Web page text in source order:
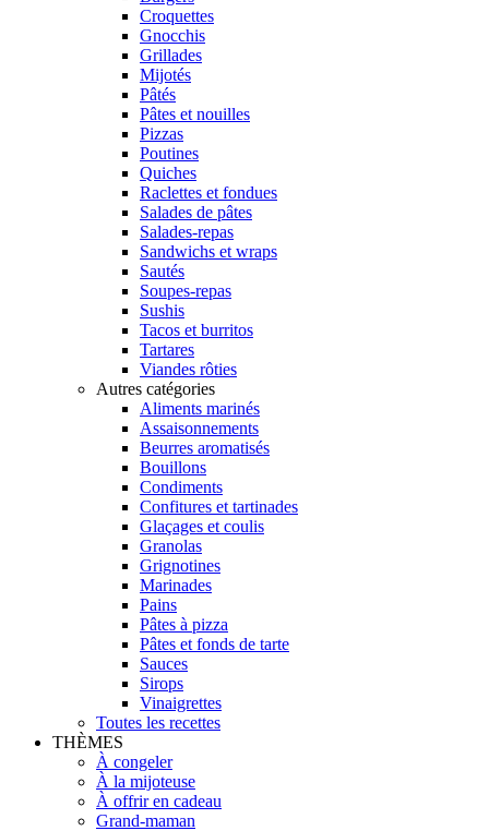
Croquettes
Gnocchis
Grillades
Mijotés
Pâtés
Pâtes et nouilles
Pizzas
Poutines
Quiches
Raclettes et fondues
Salades de pâtes
Salades-repas
Sandwichs et wraps
Sautés
Soupes-repas
Sushis
Tacos et burritos
Tartares
Viandes rôties
Autres catégories
Aliments marinés
Assaisonnements
Beurres aromatisés
Bouillons
Condiments
Confitures et tartinades
Glaçages et coulis
Granolas
Grignotines
Marinades
Pains
Pâtes à pizza
Pâtes et fonds de tarte
Sauces
Sirops
Vinaigrettes
Toutes les recettes
THÈMES
À congeler
À la mijoteuse
À offrir en cadeau
Grand-maman